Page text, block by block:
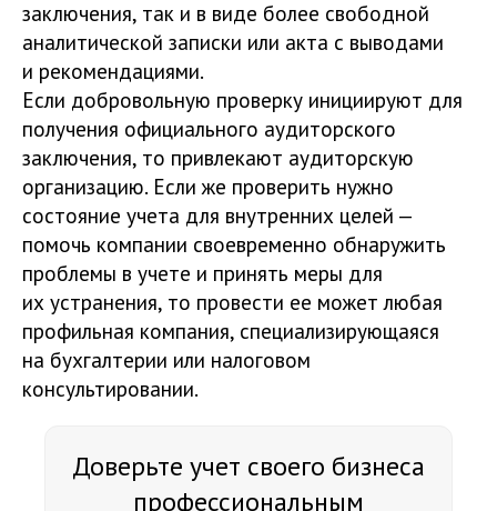
заключения, так и в виде более свободной
аналитической записки или акта с выводами
и рекомендациями.
Если добровольную проверку инициируют для
получения официального аудиторского
заключения, то привлекают аудиторскую
организацию. Если же проверить нужно
состояние учета для внутренних целей —
помочь компании своевременно обнаружить
проблемы в учете и принять меры для
их устранения, то провести ее может любая
профильная компания, специализирующаяся
на бухгалтерии или налоговом
консультировании.
Доверьте учет своего бизнеса
профессиональным